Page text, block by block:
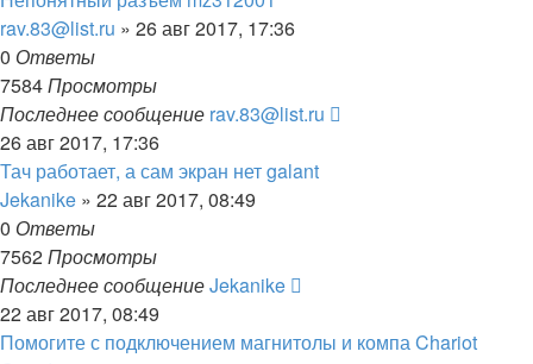
rav.83@list.ru » 26 авг 2017, 17:36
0 Ответы
7584Просмотры
Последнее сообщение rav.83@list.ru
26 авг 2017, 17:36
Тач работает, а сам экран нет galant
Jekanike » 22 авг 2017, 08:49
0 Ответы
7562Просмотры
Последнее сообщениеJekanike
22 авг 2017, 08:49
Помогите с подключением магнитолы и компа Chariot